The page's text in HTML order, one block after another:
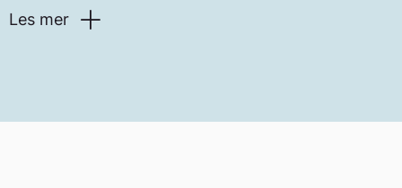
arbeidsrettslige årsaker.
Les mer
nødtelefon på 113.